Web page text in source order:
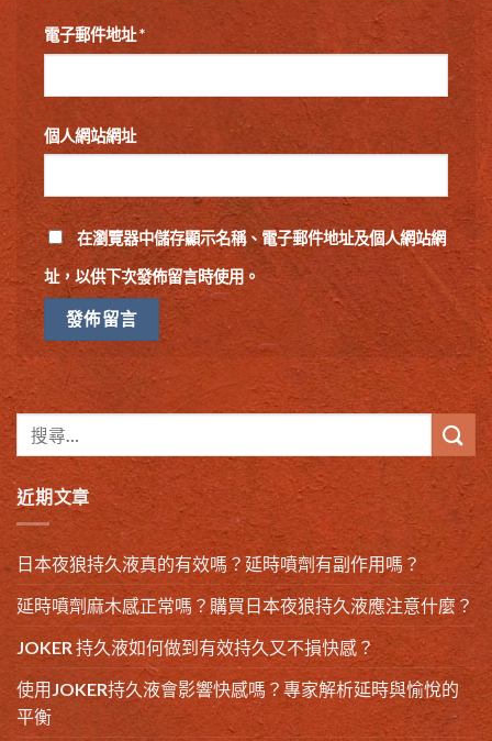
電子郵件地址*
個人網站網址
在瀏覽器中儲存顯示名稱、電子郵件地址及個人網站網
址，以供下次發佈留言時使用。
近期文章
日本夜狼持久液真的有效嗎？延時噴劑有副作用嗎？
延時噴劑麻木感正常嗎？購買日本夜狼持久液應注意什麼？
JOKER 持久液如何做到有效持久又不損快感？
使用JOKER持久液會影響快感嗎？專家解析延時與愉悅的
平衡